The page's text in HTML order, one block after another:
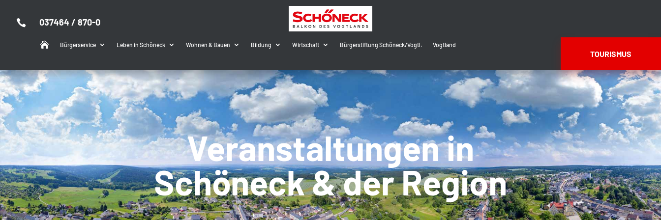
 037464 / 870-0
 Bürgerservice Leben in Schöneck Wohnen & Bauen Bildung Wirtschaft Bürgerstiftung Schöneck/Vogtl. Vogtland
TOURISMUS
Veranstaltungen in
Schöneck & der Region